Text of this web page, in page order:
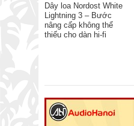
Dây loa Nordost White
Lightning 3 – Bước
nâng cấp không thể
thiếu cho dàn hi-fi